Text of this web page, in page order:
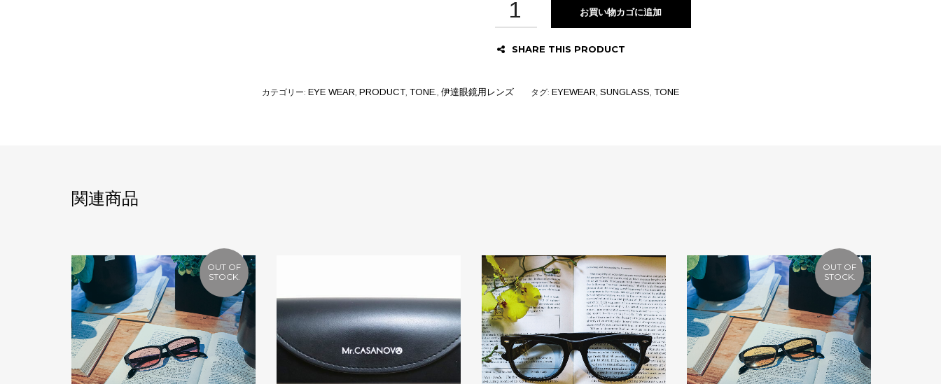
お買い物カゴに追加
SHARE THIS PRODUCT
カテゴリー: EYE WEAR, PRODUCT, TONE., 伊達眼鏡用レンズ タグ: EYEWEAR, SUNGLASS, TONE
関連商品
OUT OF
STOCK.
OUT OF
STOCK.